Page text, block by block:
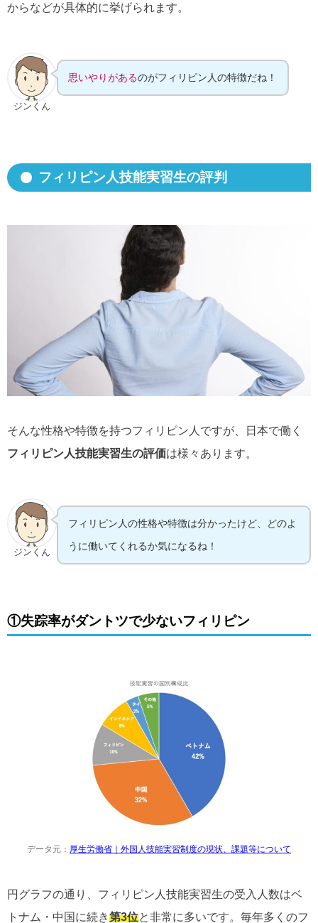
からなどが具体的に挙げられます。
ジンくん
思いやりがあるのがフィリピン人の特徴だね！
フィリピン人技能実習生の評判
そんな性格や特徴を持つフィリピン人ですが、日本で働く
フィリピン人技能実習生の評価は様々あります。
ジンくん
フィリピン人の性格や特徴は分かったけど、どのよ
うに働いてくれるか気になるね！
①失踪率がダントツで少ないフィリピン
データ元： 厚生労働省｜外国人技能実習制度の現状、課題等について
円グラフの通り、フィリピン人技能実習生の受入人数はベ
トナム・中国に続き第3位と非常に多いです。毎年多くのフ